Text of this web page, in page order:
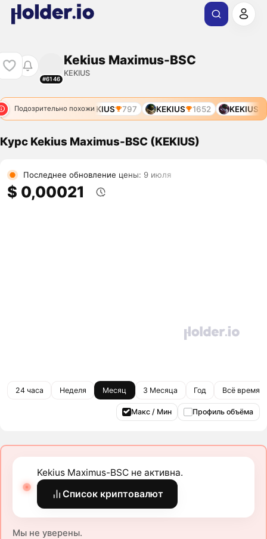
#6146
Kekius Maximus-BSC
KEKIUS
Подозрительно похожиKEKIUS 797 KEKIUS 1652 KEKIUS
Курс Kekius Maximus-BSC (KEKIUS)
Последнее обновление цены: 9 июля
$ 0,00021
24 часа Неделя Месяц 3 Месяца Год Всё время
Макс / Мин Профиль объёма
Kekius Maximus-BSC не активна.
Список криптовалют
Мы не уверены.